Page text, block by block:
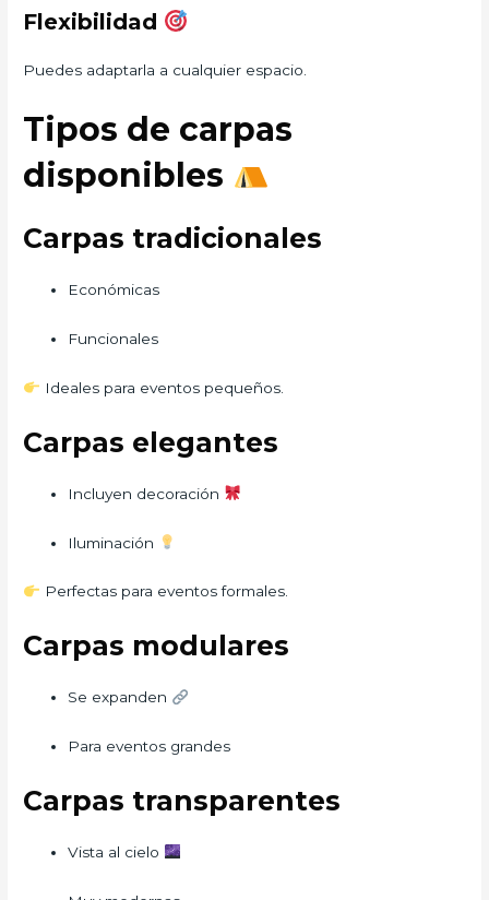
Flexibilidad
Puedes adaptarla a cualquier espacio.
Tipos de carpas
disponibles
Carpas tradicionales
Económicas
Funcionales
Ideales para eventos pequeños.
Carpas elegantes
Incluyen decoración
Iluminación
Perfectas para eventos formales.
Carpas modulares
Se expanden
Para eventos grandes
Carpas transparentes
Vista al cielo